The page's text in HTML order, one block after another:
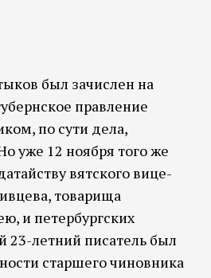
был зачислен на
правление
по сути дела,
уже 12 ноября того же
вятского вице-
товарища
и петербургских
23-летний писатель был
старшего чиновника